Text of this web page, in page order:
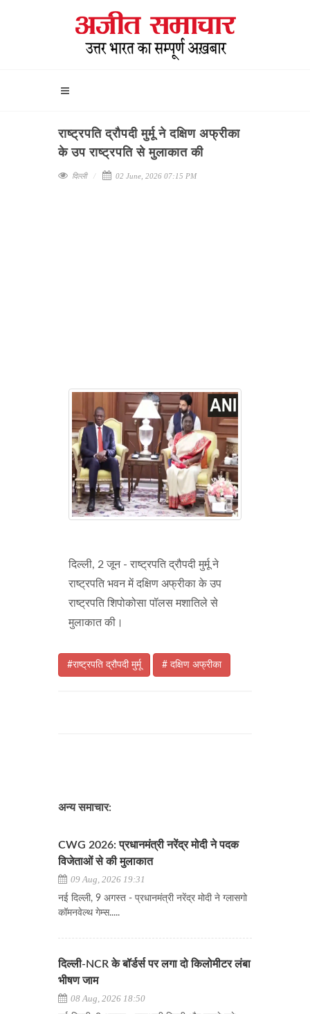
राष्ट्रपति द्रौपदी मुर्मू ने दक्षिण अफ्रीका
के उप राष्ट्रपति से मुलाकात की
दिल्ली 02 June, 2026 07:15 PM
दिल्ली, 2 जून - राष्ट्रपति द्रौपदी मुर्मू ने
राष्ट्रपति भवन में दक्षिण अफ्रीका के उप
राष्ट्रपति शिपोकोसा पॉलस मशातिले से
मुलाकात की।
#राष्ट्रपति द्रौपदी मुर्मू # दक्षिण अफ्रीका
अन्य समाचार:
CWG 2026: प्रधानमंत्री नरेंद्र मोदी ने पदक
विजेताओं से की मुलाकात
09 Aug, 2026 19:31
नई दिल्ली, 9 अगस्त - प्रधानमंत्री नरेंद्र मोदी ने ग्लासगो
कॉमनवेल्थ गेम्स.....
दिल्ली-NCR के बॉर्डर्स पर लगा दो किलोमीटर लंबा
भीषण जाम
08 Aug, 2026 18:50